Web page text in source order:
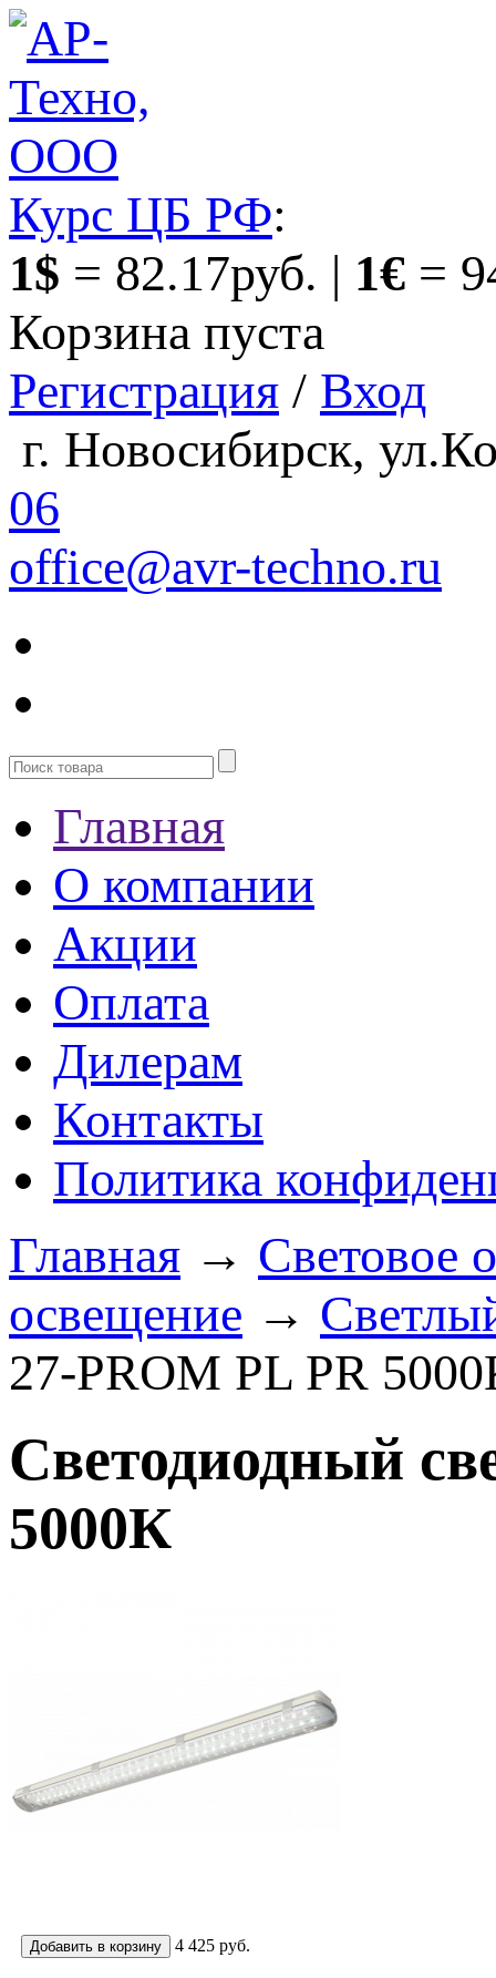
Курс ЦБ РФ:
1$ = 82.17руб. | 1€ =
Корзина пуста
Регистрация / Вход
г. Новосибирск,
06
office@avr-techno.ru
Главная
О компании
Акции
Оплата
Дилерам
Контакты
Политика
Главная → Световое
освещение →
27-PROM PL PR
Светодиодный
5000К
4 425 руб.